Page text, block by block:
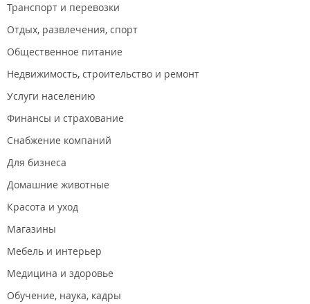
Транспорт и перевозки
Отдых, развлечения, спорт
Общественное питание
Недвижимость, строительство и ремонт
Услуги населению
Финансы и страхование
Снабжение компаний
Для бизнеса
Домашние животные
Красота и уход
Магазины
Мебель и интерьер
Медицина и здоровье
Обучение, наука, кадры